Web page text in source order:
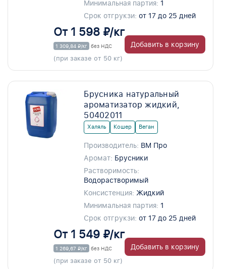
Минимальная партия: 1
Срок отгрукзи: от 17 до 25 дней
От 1 598 ₽/кг
1 309,84 ₽/кг без НДС
(при заказе от 50 кг)
Добавить в корзину
Брусника натуральный
ароматизатор жидкий,
50402011
Халяль Кошер Веган
Производитель: ВМ Про
Аромат: Брусники
Растворимость:
Водорастворимый
Консистенция: Жидкий
Минимальная партия: 1
Срок отгрукзи: от 17 до 25 дней
От 1 549 ₽/кг
1 269,67 ₽/кг без НДС
(при заказе от 50 кг)
Добавить в корзину